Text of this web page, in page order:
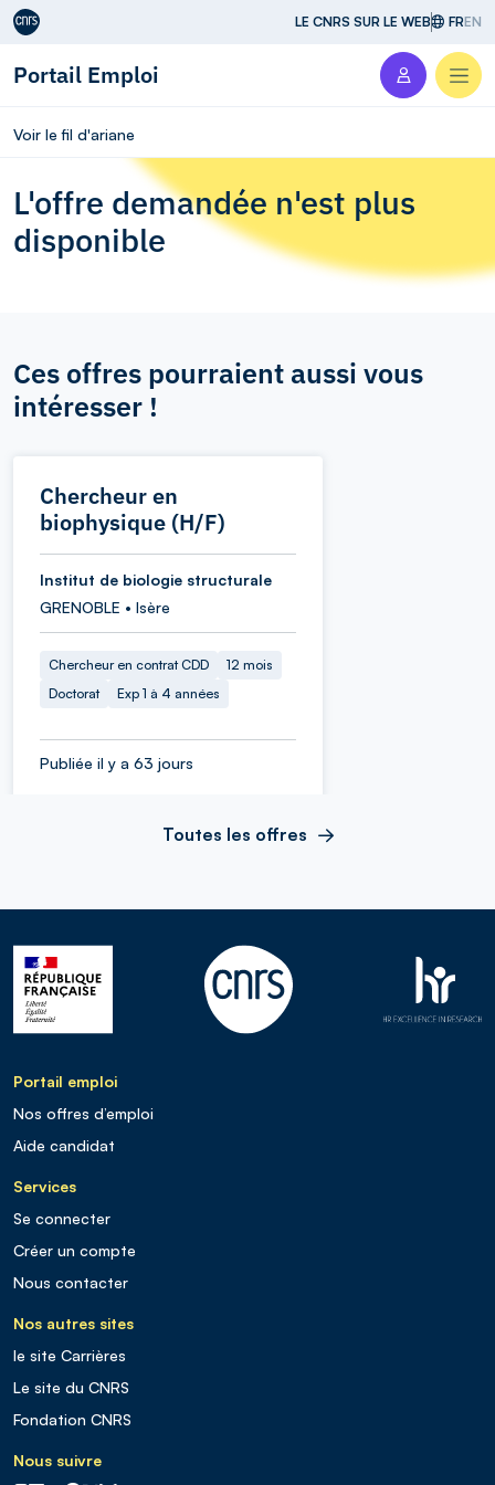
Aller au contenu LE CNRS SUR LE WEB FREN
Portail Emploi
Voir le fil d'ariane
L'offre demandée n'est plus
disponible
Ces offres pourraient aussi vous
intéresser !
Chercheur en
biophysique (H/F)
Institut de biologie structurale
GRENOBLE • Isère
Chercheur en contrat CDD
12 mois
Doctorat
Exp 1 à 4 années
Publiée il y a 63 jours
Toutes les offres
Portail emploi
Nos offres d’emploi
Aide candidat
Services
Se connecter
Créer un compte
Nous contacter
Nos autres sites
le site Carrières
Le site du CNRS
Fondation CNRS
Nous suivre